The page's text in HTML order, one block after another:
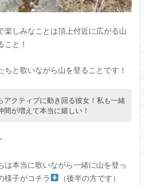
楽しみなことは頂上付近に広がる山
こと！
ちと歌いながら山を登ることです！
アクティブに動き回る彼女！私も一緒
間が増えて本当に嬉しい！
は本当に歌いながら一緒に山を登っ
様子がコチラ
（後半の方です）